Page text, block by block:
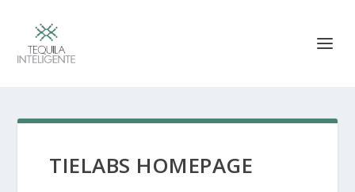
TIELABS HOMEPAGE